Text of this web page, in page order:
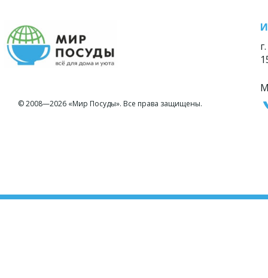
© 2008—2026 «Мир Посуды». Все права защищены.